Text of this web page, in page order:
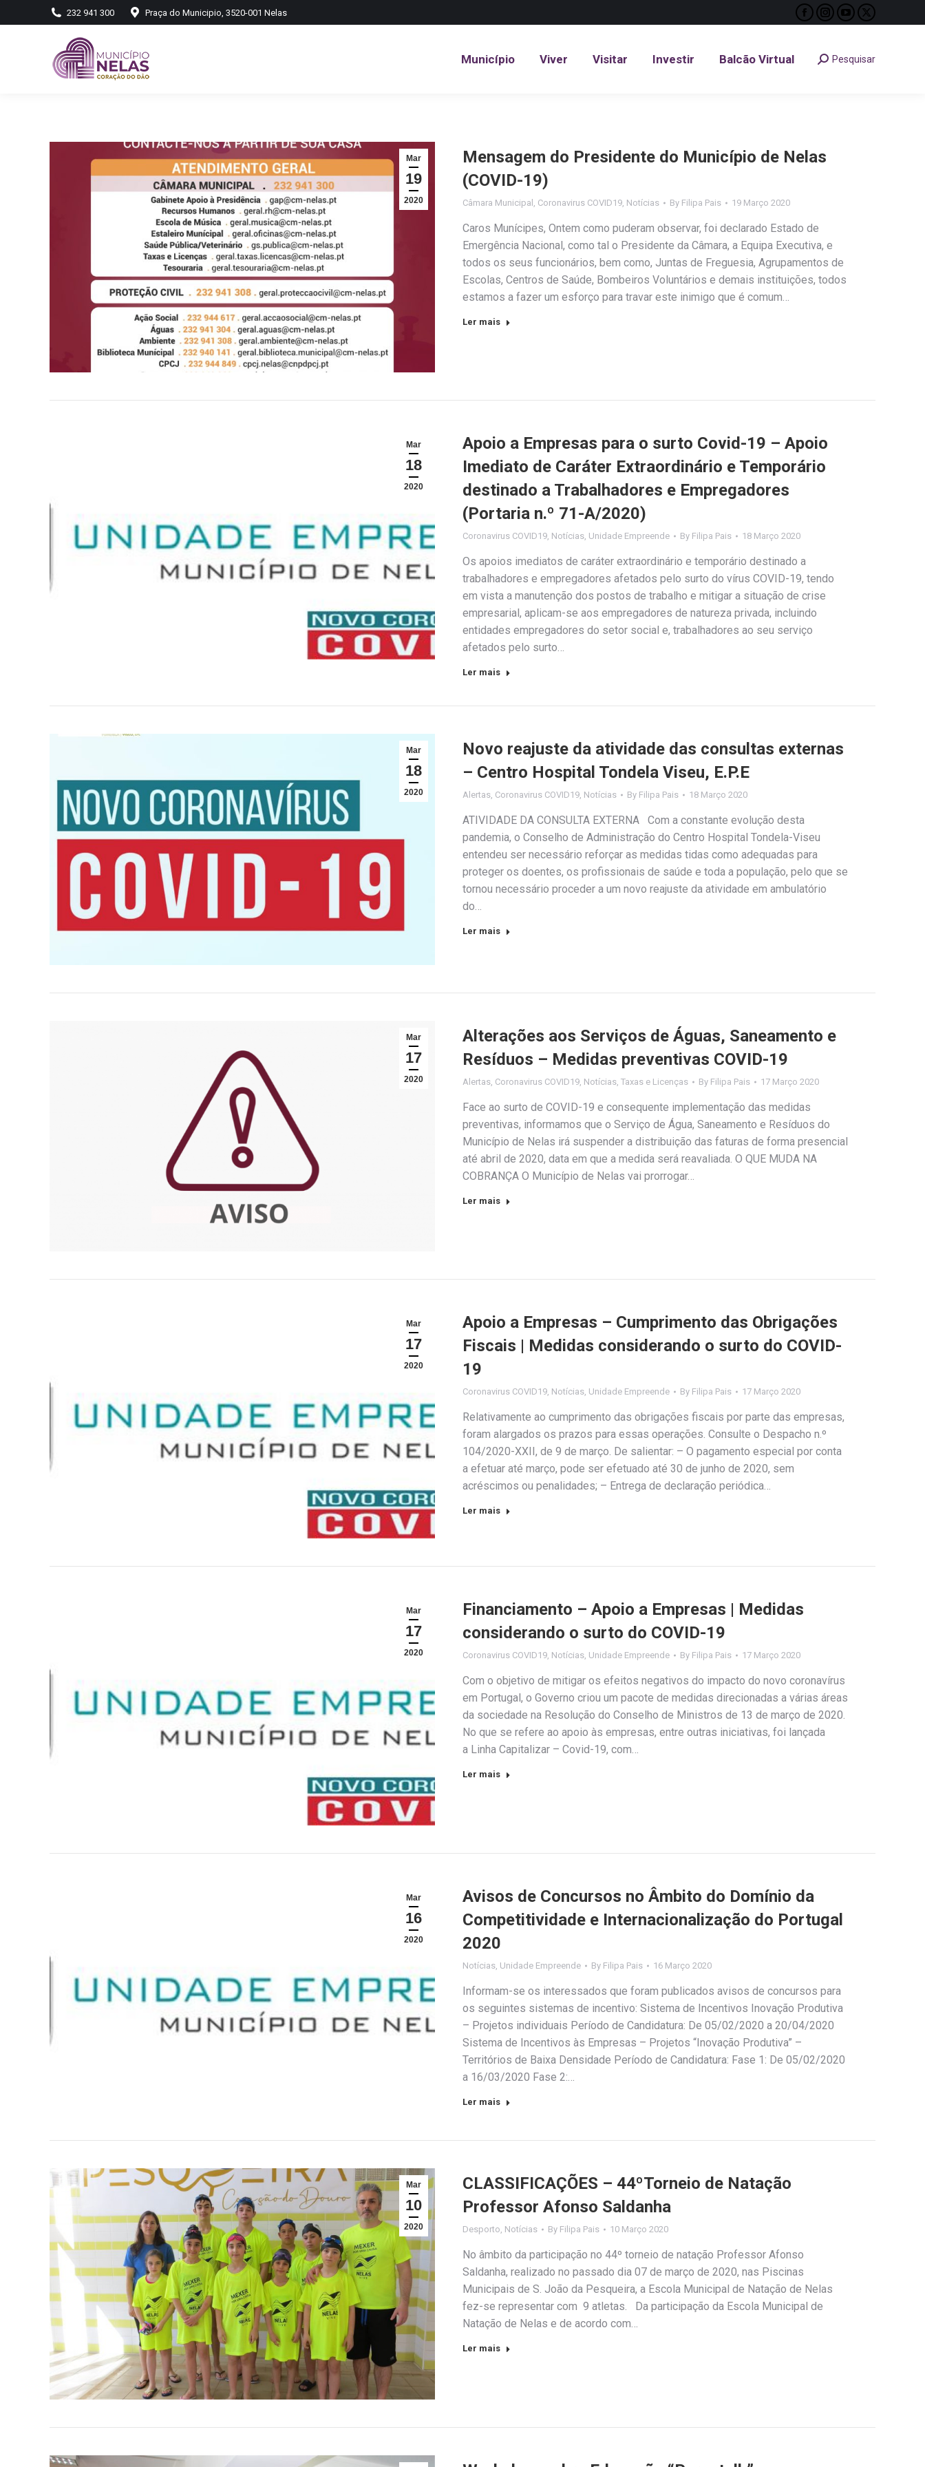
232 941 300 Praça do Municipio, 3520-001 Nelas
Facebook
opens
Instagram
opens
YouTube
opens
X
opens
Município Viver Visitar Investir Balcão Virtual Search:Pesquisar
Mar
19
2020
Mensagem do Presidente do Município de Nelas
(COVID-19)
Câmara Municipal , Coronavirus COVID19, Notícias By Filipa Pais 19 Março 2020
Caros Munícipes, Ontem como puderam observar, foi declarado Estado de
Emergência Nacional, como tal o Presidente da Câmara, a Equipa Executiva, e
todos os seus funcionários, bem como, Juntas de Freguesia, Agrupamentos de
Escolas, Centros de Saúde, Bombeiros Voluntários e demais instituições, todos
estamos a fazer um esforço para travar este inimigo que é comum…
Ler mais
Mar
18
2020
Apoio a Empresas para o surto Covid-19 – Apoio
Imediato de Caráter Extraordinário e Temporário
destinado a Trabalhadores e Empregadores
(Portaria n.º 71-A/2020)
Coronavirus COVID19, Notícias, Unidade Empreende By Filipa Pais 18 Março 2020
Os apoios imediatos de caráter extraordinário e temporário destinado a
trabalhadores e empregadores afetados pelo surto do vírus COVID-19, tendo
em vista a manutenção dos postos de trabalho e mitigar a situação de crise
empresarial, aplicam-se aos empregadores de natureza privada, incluindo
entidades empregadores do setor social e, trabalhadores ao seu serviço
afetados pelo surto…
Ler mais
Mar
18
2020
Novo reajuste da atividade das consultas externas
– Centro Hospital Tondela Viseu, E.P.E
Alertas, Coronavirus COVID19, Notícias By Filipa Pais 18 Março 2020
ATIVIDADE DA CONSULTA EXTERNA Com a constante evolução desta
pandemia, o Conselho de Administração do Centro Hospital Tondela-Viseu
entendeu ser necessário reforçar as medidas tidas como adequadas para
proteger os doentes, os profissionais de saúde e toda a população, pelo que se
tornou necessário proceder a um novo reajuste da atividade em ambulatório
do…
Ler mais
Mar
17
2020
Alterações aos Serviços de Águas, Saneamento e
Resíduos – Medidas preventivas COVID-19
Alertas Coronavirus COVID19 Notícias Taxas e Licenças By Filipa Pais 17 Março 2020
Face ao surto de COVID-19 e consequente implementação das medidas
preventivas, informamos que o Serviço de Água, Saneamento e Resíduos do
Município de Nelas irá suspender a distribuição das faturas de forma presencial
até abril de 2020, data em que a medida será reavaliada. O QUE MUDA NA
COBRANÇA O Município de Nelas vai prorrogar…
Ler mais
Mar
17
2020
Apoio a Empresas – Cumprimento das Obrigações
Fiscais | Medidas considerando o surto do COVID-
19
Coronavirus COVID19, Notícias, Unidade Empreende By Filipa Pais 17 Março 2020
Relativamente ao cumprimento das obrigações fiscais por parte das empresas,
foram alargados os prazos para essas operações. Consulte o Despacho n.º
104/2020-XXII, de 9 de março. De salientar: – O pagamento especial por conta
a efetuar até março, pode ser efetuado até 30 de junho de 2020, sem
acréscimos ou penalidades; – Entrega de declaração periódica…
Ler mais
Mar
17
2020
Financiamento – Apoio a Empresas | Medidas
considerando o surto do COVID-19
Coronavirus COVID19, Notícias, Unidade Empreende By Filipa Pais 17 Março 2020
Com o objetivo de mitigar os efeitos negativos do impacto do novo coronavírus
em Portugal, o Governo criou um pacote de medidas direcionadas a várias áreas
da sociedade na Resolução do Conselho de Ministros de 13 de março de 2020.
No que se refere ao apoio às empresas, entre outras iniciativas, foi lançada
a Linha Capitalizar – Covid-19, com…
Ler mais
Mar
16
2020
Avisos de Concursos no Âmbito do Domínio da
Competitividade e Internacionalização do Portugal
2020
Notícias, Unidade Empreende By Filipa Pais 16 Março 2020
Informam-se os interessados que foram publicados avisos de concursos para
os seguintes sistemas de incentivo: Sistema de Incentivos Inovação Produtiva
– Projetos individuais Período de Candidatura: De 05/02/2020 a 20/04/2020
Sistema de Incentivos às Empresas – Projetos “Inovação Produtiva” –
Territórios de Baixa Densidade Período de Candidatura: Fase 1: De 05/02/2020
a 16/03/2020 Fase 2:…
Ler mais
Mar
10
2020
CLASSIFICAÇÕES – 44ºTorneio de Natação
Professor Afonso Saldanha
Desporto, Notícias By Filipa Pais 10 Março 2020
No âmbito da participação no 44º torneio de natação Professor Afonso
Saldanha, realizado no passado dia 07 de março de 2020, nas Piscinas
Municipais de S. João da Pesqueira, a Escola Municipal de Natação de Nelas
fez-se representar com 9 atletas. Da participação da Escola Municipal de
Natação de Nelas e de acordo com…
Ler mais
Município Viver Visitar Investir Balcão Virtual Search:
Pesquisar